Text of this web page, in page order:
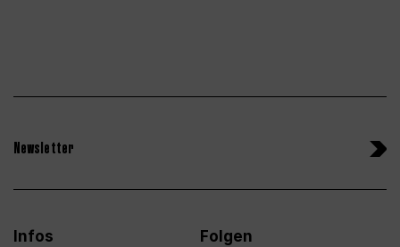
Newsletter
Infos
Folgen